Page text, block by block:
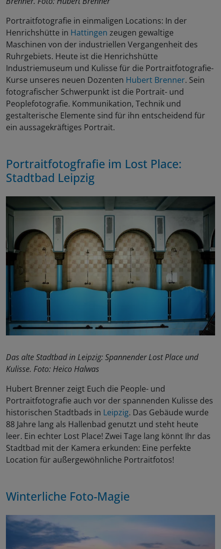
Portraitfotografie in einmaligen Locations: In der
Henrichshütte in Hattingen zeugen gewaltige
Maschinen von der industriellen Vergangenheit des
Ruhrgebiets. Heute ist die Henrichshütte
Industriemuseum und Kulisse für die Portraitfotografie-
Kurse unseres neuen Dozenten Hubert Brenner. Sein
fotografischer Schwerpunkt ist die Portrait- und
Peoplefotografie. Kommunikation, Technik und
gestalterische Elemente sind für ihn entscheidend für
ein aussagekräftiges Portrait.
Portraitfotogfrafie im Lost Place:
Stadtbad Leipzig
Das alte Stadtbad in Leipzig: Spannender Lost Place und
Kulisse. Foto: Heico Halwas
Hubert Brenner zeigt Euch die People- und
Portraitfotografie auch vor der spannenden Kulisse des
historischen Stadtbads in Leipzig. Das Gebäude wurde
88 Jahre lang als Hallenbad genutzt und steht heute
leer. Ein echter Lost Place! Zwei Tage lang könnt Ihr das
Stadtbad mit der Kamera erkunden: Eine perfekte
Location für außergewöhnliche Portraitfotos!
Winterliche Foto-Magie